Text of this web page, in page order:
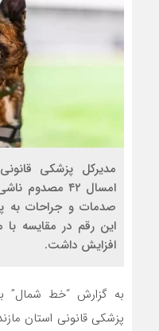
مدیرکل پزشکی
امسال ۴۲
صدمات و جراحات به
افزایش داشت.
به گزارش “خط شمال”
پزشکی قانونی استان